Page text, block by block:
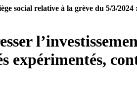
social relative à la grève du 5/3/
expérimentés,